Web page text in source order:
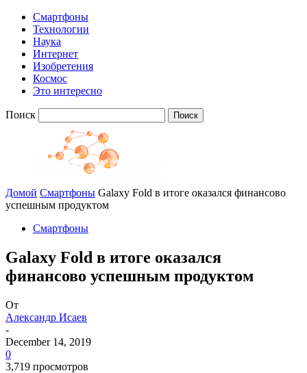
Смартфоны
Технологии
Наука
Интернет
Изобретения
Космос
Это интересно
Поиск
Домой Смартфоны Galaxy Fold в итоге оказался финансово
успешным продуктом
Смартфоны
Galaxy Fold в итоге оказался
финансово успешным продуктом
От
Александр Исаев
-
December 14, 2019
0
3,719 просмотров